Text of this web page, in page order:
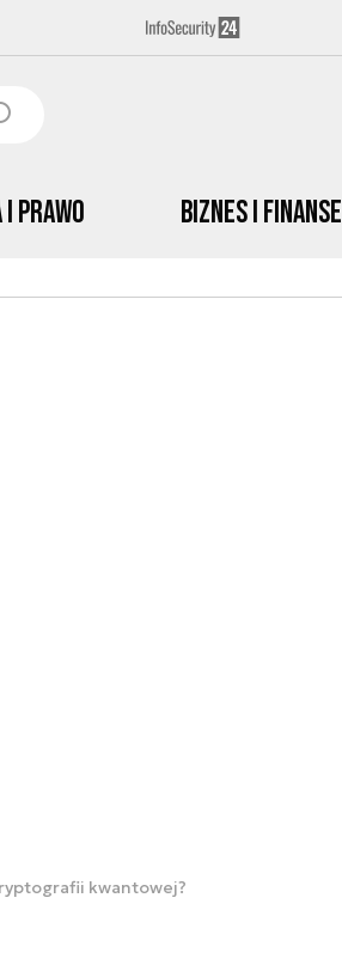
prawo Biznes i Finanse
kwantowej?